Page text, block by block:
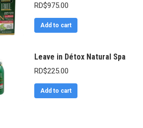
RD$975.00
Add to cart
Leave in Détox Natural Spa
RD$225.00
Add to cart